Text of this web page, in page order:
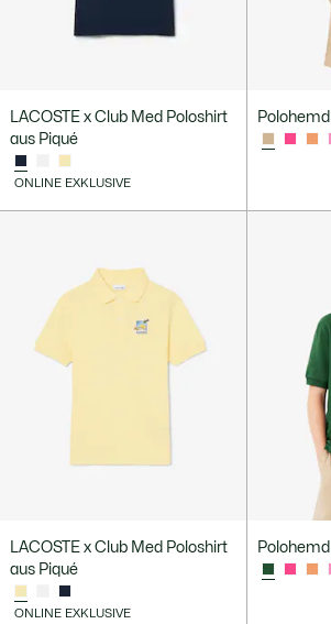
LACOSTE x Club Med Poloshirt
aus Piqué
ONLINE EXKLUSIVE
LACOSTE x Club Med Poloshirt
aus Piqué
ONLINE EXKLUSIVE